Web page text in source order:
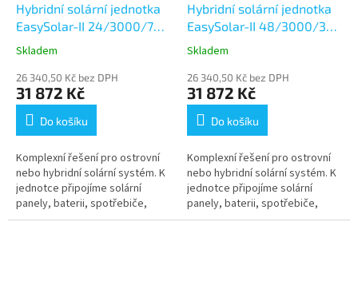
Hybridní solární jednotka
EasySolar-II 24/3000/70-
32 MPPT 250/70 GX
Skladem
26 340,50 Kč bez DPH
31 872 Kč
Do košíku
Komplexní řešení pro ostrovní
nebo hybridní solární systém. K
jednotce připojíme solární
panely, baterii, spotřebiče,
elektrocentrálu nebo
Hybridní solární jednotka
EasySolar-II 48/3000/35-
32 MPPT 250/70 GX
Skladem
26 340,50 Kč bez DPH
31 872 Kč
Do košíku
Komplexní řešení pro ostrovní
nebo hybridní solární systém. K
jednotce připojíme solární
panely, baterii, spotřebiče,
elektrocentrálu nebo